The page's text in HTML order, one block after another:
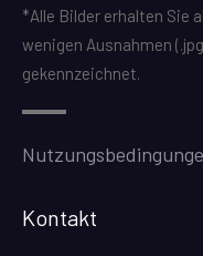
*Alle Bilder erhalten Sie
wenigen Ausnahmen
gekennzeichnet.
Kontakt